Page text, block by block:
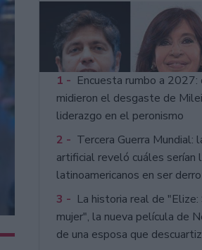
1 - Encuesta rumbo a
midieron el desgaste de
liderazgo en el peronismo
2 - Tercera Guerra Mundial:
artificial reveló cuáles serían
latinoamericanos en ser
3 - La historia real de "Elize:
mujer", la nueva película de
de una esposa que